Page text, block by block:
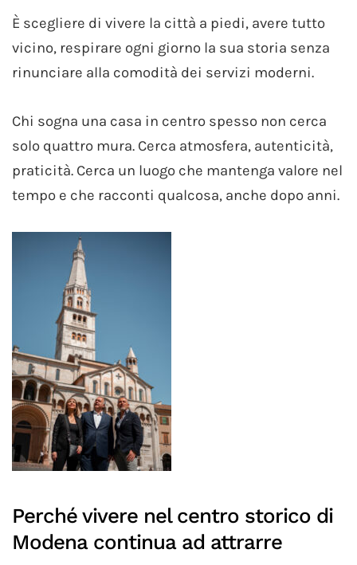
È scegliere di vivere la città a piedi, avere tutto
vicino, respirare ogni giorno la sua storia senza
rinunciare alla comodità dei servizi moderni.
Chi sogna una casa in centro spesso non cerca
solo quattro mura. Cerca atmosfera, autenticità,
praticità. Cerca un luogo che mantenga valore nel
tempo e che racconti qualcosa, anche dopo anni.
Perché vivere nel centro storico di
Modena continua ad attrarre